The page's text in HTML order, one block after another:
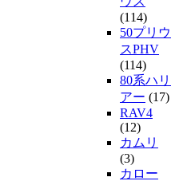
(114)
50プリウ
スPHV
(114)
80系ハリ
アー (17)
RAV4
(12)
カムリ
(3)
カロー